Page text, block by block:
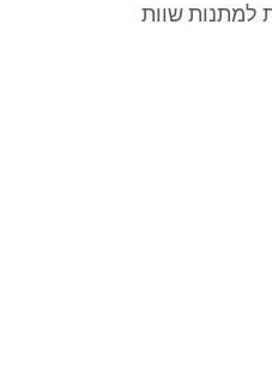
7 רעיונות למתנות שוות